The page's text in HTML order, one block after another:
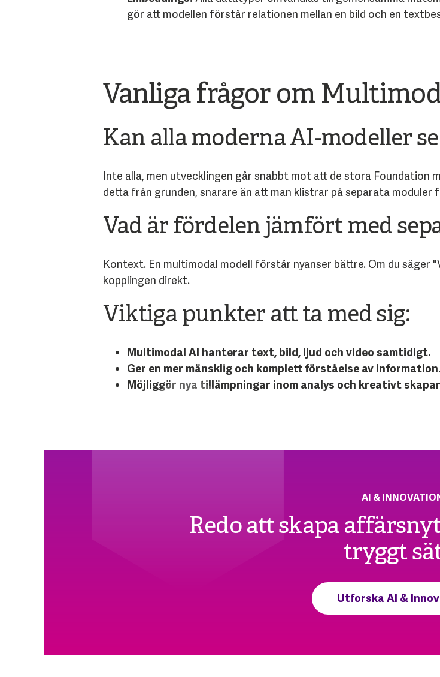
gör att modellen förstår relationen mellan en bild och en
Vanliga frågor om
Kan alla moderna AI-modeller
Inte alla, men utvecklingen går snabbt mot att de stora Foundation
detta från grunden, snarare än att man klistrar på separata moduler
Vad är fördelen jämfört med
Kontext. En multimodal modell förstår nyanser bättre. Om du säger
kopplingen direkt.
Viktiga punkter att ta med sig:
Multimodal AI hanterar text, bild, ljud och video samtidigt.
Ger en mer mänsklig och komplett förståelse av information.
Möjliggör nya tillämpningar inom analys och kreativt
AI &
Redo att skapa
tryggt
Utforska AI &